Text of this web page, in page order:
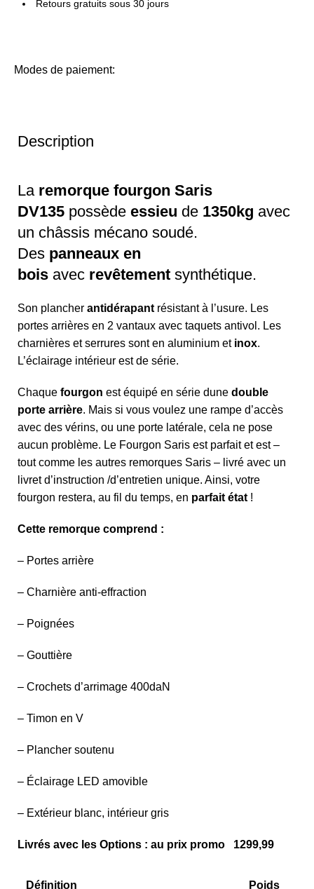
Retours gratuits sous 30 jours
Modes de paiement:
Description
La remorque fourgon Saris
DV135 possède essieu de 1350kg avec
un châssis mécano soudé.
Des panneaux en
bois avec revêtement synthétique.
Son plancher antidérapant résistant à l’usure. Les
portes arrières en 2 vantaux avec taquets antivol. Les
charnières et serrures sont en aluminium et inox.
L’éclairage intérieur est de série.
Chaque fourgon est équipé en série dune double
porte arrière. Mais si vous voulez une rampe d’accès
avec des vérins, ou une porte latérale, cela ne pose
aucun problème. Le Fourgon Saris est parfait et est –
tout comme les autres remorques Saris – livré avec un
livret d’instruction /d’entretien unique. Ainsi, votre
fourgon restera, au fil du temps, en parfait état !
Cette remorque comprend :
– Portes arrière
– Charnière anti-effraction
– Poignées
– Gouttière
– Crochets d’arrimage 400daN
– Timon en V
– Plancher soutenu
– Éclairage LED amovible
– Extérieur blanc, intérieur gris
Livrés avec les Options : au prix promo 1299,99
Définition Poids